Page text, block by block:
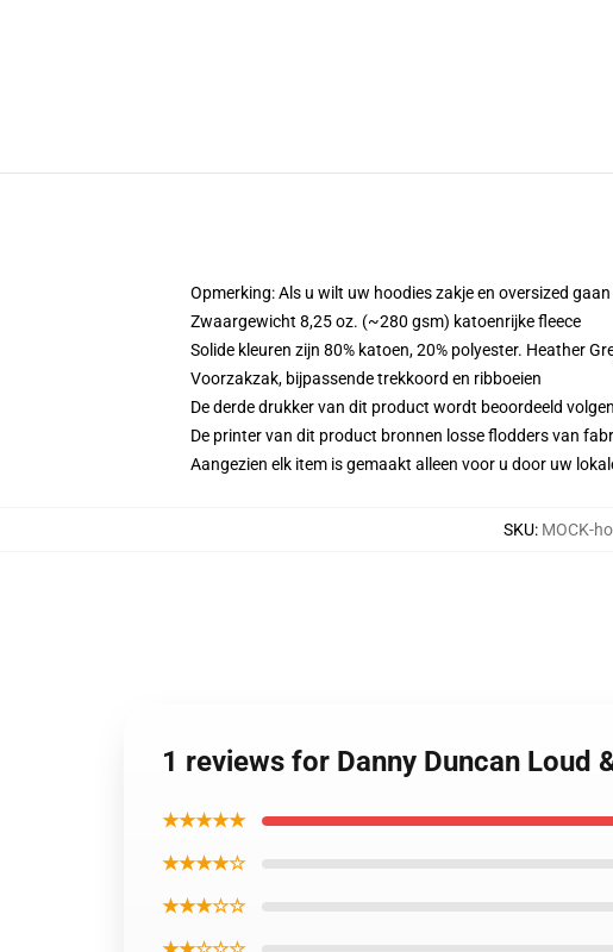
Opmerking: Als u wilt uw hoodies zakje en oversized
Zwaargewicht 8,25 oz. (~280 gsm) katoenrijke fleece
Solide kleuren zijn 80% katoen, 20% polyester. Heather
Voorzakzak, bijpassende trekkoord en ribboeien
De derde drukker van dit product wordt beoordeeld
De printer van dit product bronnen losse flodders van
Aangezien elk item is gemaakt alleen voor u door uw
SKU: MOCK-
1 reviews for Danny Duncan Loud
★★★★★
★★★★☆
★★★☆☆